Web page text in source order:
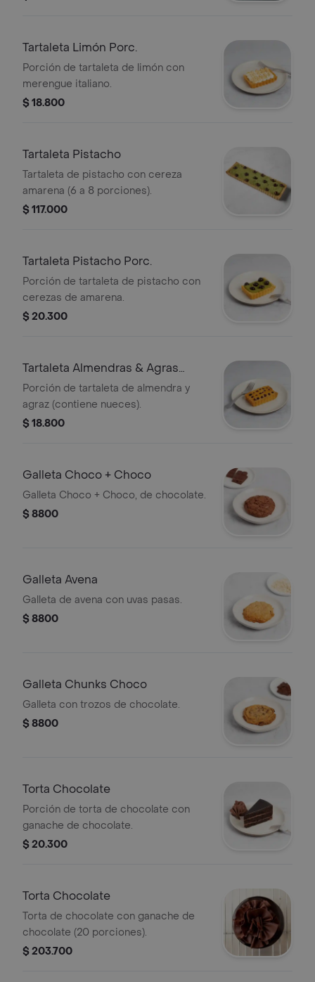
Tartaleta Limón Porc.
Porción de tartaleta de limón con
merengue italiano.
$ 18.800
Tartaleta Pistacho
Tartaleta de pistacho con cereza
amarena (6 a 8 porciones).
$ 117.000
Tartaleta Pistacho Porc.
Porción de tartaleta de pistacho con
cerezas de amarena.
$ 20.300
Tartaleta Almendras & Agras
Porc.
Porción de tartaleta de almendra y
agraz (contiene nueces).
$ 18.800
Galleta Choco + Choco
Galleta Choco + Choco, de chocolate.
$ 8800
Galleta Avena
Galleta de avena con uvas pasas.
$ 8800
Galleta Chunks Choco
Galleta con trozos de chocolate.
$ 8800
Torta Chocolate
Porción de torta de chocolate con
ganache de chocolate.
$ 20.300
Torta Chocolate
Torta de chocolate con ganache de
chocolate (20 porciones).
$ 203.700